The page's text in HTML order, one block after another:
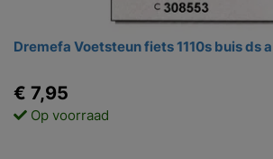
Dremefa Voetsteun fiets 1110s buis ds
€ 7,95
Op voorraad